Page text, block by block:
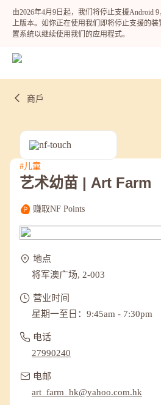
由2026年4月9日起，我们将停止支援Android
上版本。如你正在使用我们即将停止支援的
置系统以继续使用我们的应用程式。
热门
最近搜寻纪录
商戶
#儿童
艺术幼苗 | Art Farm
赚取NF Points
地点
将军澳广场, 2-003
营业时间
星期一至日：9:45am - 7:30pm
电话
27990240
电邮
art_farm_hk@yahoo.com.hk